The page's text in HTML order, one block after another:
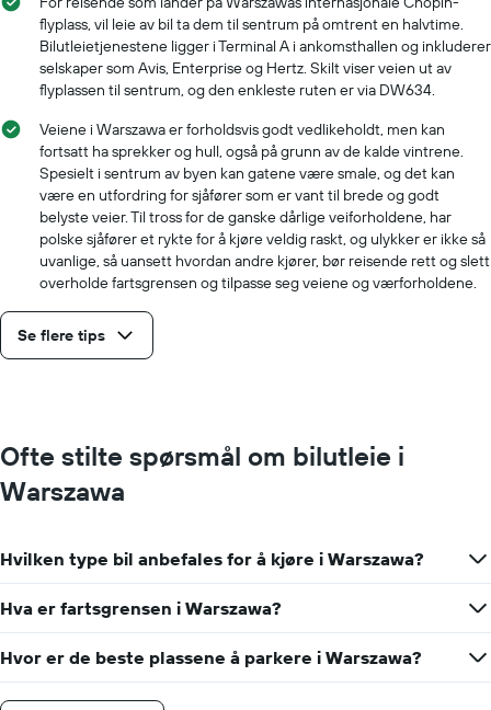
flyplass, vil leie av bil ta dem til sentrum på omtrent en halvtime.
Bilutleietjenestene ligger i Terminal A i ankomsthallen og inkluderer
selskaper som Avis, Enterprise og Hertz. Skilt viser veien ut av
flyplassen til sentrum, og den enkleste ruten er via DW634.
Veiene i Warszawa er forholdsvis godt vedlikeholdt, men kan
fortsatt ha sprekker og hull, også på grunn av de kalde vintrene.
Spesielt i sentrum av byen kan gatene være smale, og det kan
være en utfordring for sjåfører som er vant til brede og godt
belyste veier. Til tross for de ganske dårlige veiforholdene, har
polske sjåfører et rykte for å kjøre veldig raskt, og ulykker er ikke så
uvanlige, så uansett hvordan andre kjører, bør reisende rett og slett
overholde fartsgrensen og tilpasse seg veiene og værforholdene.
Se flere tips
Ofte stilte spørsmål om bilutleie i
Warszawa
Hvilken type bil anbefales for å kjøre i Warszawa?
Hva er fartsgrensen i Warszawa?
Hvor er de beste plassene å parkere i Warszawa?